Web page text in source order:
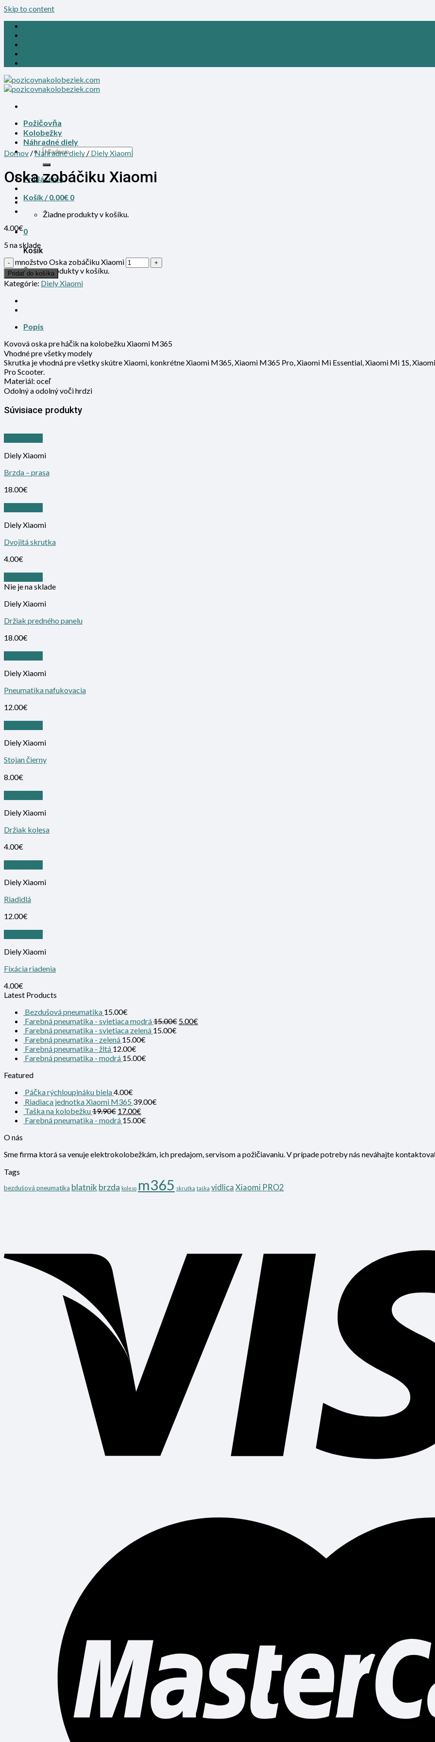
Skip to content
Požičovňa
Kolobežky
Náhradné diely
Prihlásenie
Košík /0.00€ 0
Žiadne produkty v košíku.
0
Košík
Žiadne produkty v košíku.
Domov /Náhradné diely / Diely Xiaomi
Oska zobáčiku Xiaomi
4.00€
5 na sklade
množstvo Oska zobáčiku Xiaomi
Pridať do košíka
Kategórie: Diely Xiaomi
Popis
Kovová oska pre háčik na kolobežku Xiaomi M365
Vhodné pre všetky modely
Skrutka je vhodná pre všetky skútre Xiaomi, konkrétne Xiaomi M365, Xiaomi M365 Pro, Xiaomi Mi Essential, Xiaomi Mi 1S,
Pro Scooter.
Materiál: oceľ
Odolný a odolný voči hrdzi
Súvisiace produkty
Diely Xiaomi
Brzda – prasa
18.00€
Diely Xiaomi
Dvojitá skrutka
4.00€
Nie je na sklade
Diely Xiaomi
Držiak predného panelu
18.00€
Diely Xiaomi
Pneumatika nafukovacia
12.00€
Diely Xiaomi
Stojan čierny
8.00€
Diely Xiaomi
Držiak kolesa
4.00€
Diely Xiaomi
Riadidlá
12.00€
Diely Xiaomi
Fixácia riadenia
4.00€
Latest Products
Bezdušová pneumatika 15.00€
Farebná pneumatika - svietiaca modrá15.00€ 5.00€
Farebná pneumatika - svietiaca zelená 15.00€
Farebná pneumatika - zelená 15.00€
Farebná pneumatika - žltá 12.00€
Farebná pneumatika - modrá 15.00€
Featured
Páčka rýchloupináku biela4.00€
Riadiaca jednotka Xiaomi M365 39.00€
Taška na kolobežku19.90€ 17.00€
Farebná pneumatika - modrá 15.00€
O nás
Sme firma ktorá sa venuje elektrokolobežkám, ich predajom, servisom a požičiavaniu. V prípade potreby nás neváhajte
Tags
bezdušová pneumatika blatnikbrzda koleso m365 skrutka taška vidlica Xiaomi PRO2